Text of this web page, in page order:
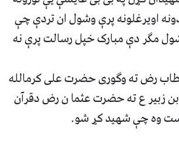
اویرغلونه پرې وشول ان تردې چې
مګر دې مبارک خپل رسالت پرې نه
رض ته وګوری حضرت علی کرمالله
بن زبیر ع ته حضرت عثما ن رض دقرآن
وه چې شهید کړ شو.